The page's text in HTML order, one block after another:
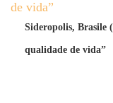
Sideropolis, Brasile
qualidade de vida”